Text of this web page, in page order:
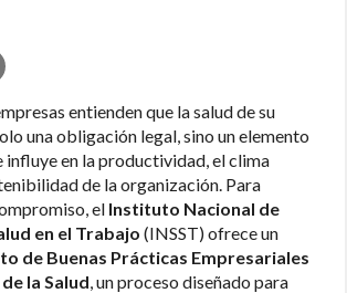
entienden que la salud de su
una obligación legal, sino un elemento
en la productividad, el clima
de la organización. Para
el Instituto Nacional de
en el Trabajo (INSST) ofrece un
de Buenas Prácticas Empresariales
la Salud , un proceso diseñado para